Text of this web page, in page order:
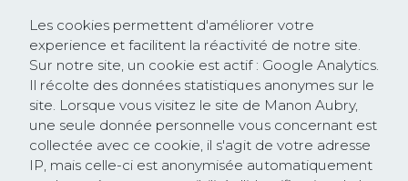
26 février 2025
Communiqué de presse : la Commission
européenne rejoint la course à la
dérégulation lancée par les Etats-Unis et
saccage les textes protégeant les droits
humains et l’environnement
Les cookies permettent d'améliorer votre
experience et facilitent la réactivité de notre site.
Sur notre site, un cookie est actif : Google Analytics.
Il récolte des données statistiques anonymes sur le
site. Lorsque vous visitez le site de Manon Aubry,
une seule donnée personnelle vous concernant est
collectée avec ce cookie, il s'agit de votre adresse
IP, mais celle-ci est anonymisée automatiquement